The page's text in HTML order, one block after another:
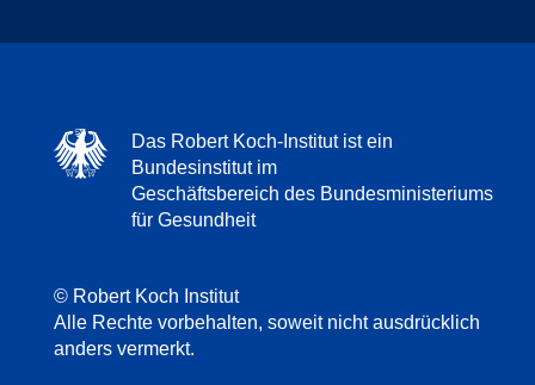
Das Robert Koch-Institut ist ein
Bundesinstitut im
Geschäftsbereich des Bundesministeriums
für Gesundheit
© Robert Koch Institut
Alle Rechte vorbehalten, soweit nicht ausdrücklich
anders vermerkt.